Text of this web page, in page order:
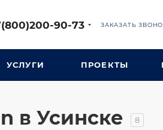
90-73 ЗАКАЗАТЬ
УСЛУГИ ПРОЕКТЫ
в Усинске 8